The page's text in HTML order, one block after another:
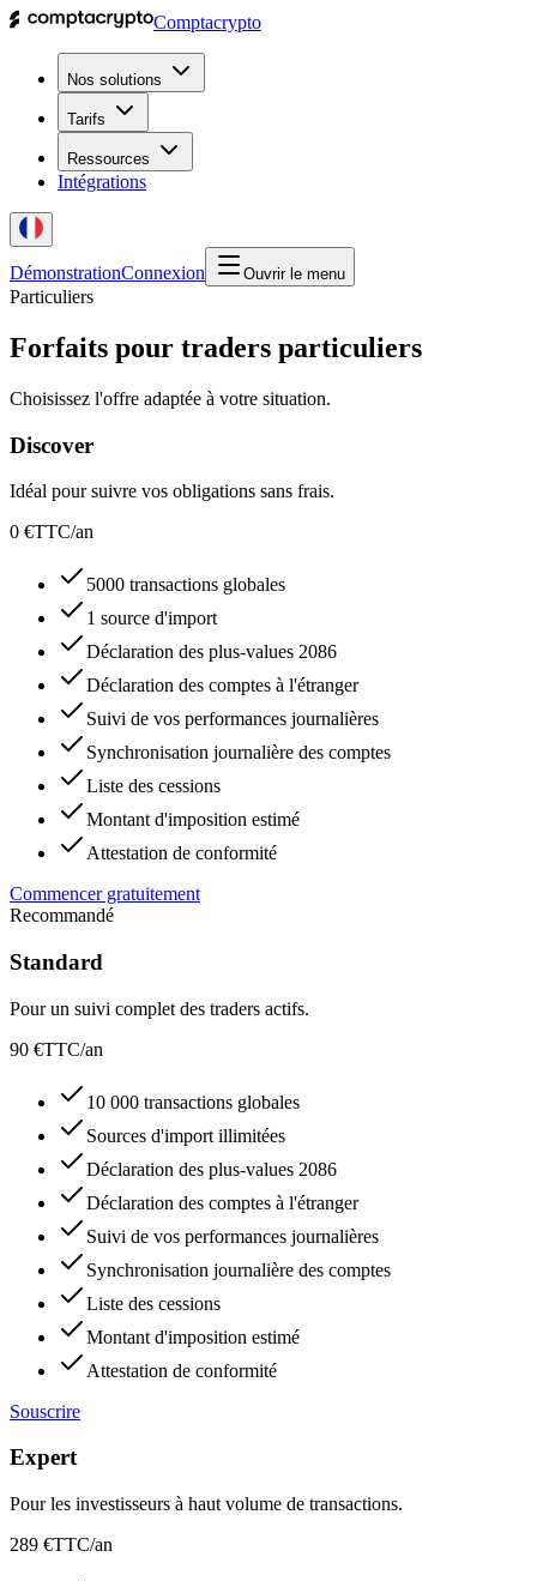
Comptacrypto
Nos solutions
Tarifs
Ressources
Intégrations
DémonstrationConnexion Ouvrir le menu
Particuliers
Forfaits pour traders particuliers
Choisissez l'offre adaptée à votre situation.
Discover
Idéal pour suivre vos obligations sans frais.
0 €TTC/an
5000 transactions globales
1 source d'import
Déclaration des plus-values 2086
Déclaration des comptes à l'étranger
Suivi de vos performances journalières
Synchronisation journalière des comptes
Liste des cessions
Montant d'imposition estimé
Attestation de conformité
Commencer gratuitement
Recommandé
Standard
Pour un suivi complet des traders actifs.
90 €TTC/an
10 000 transactions globales
Sources d'import illimitées
Déclaration des plus-values 2086
Déclaration des comptes à l'étranger
Suivi de vos performances journalières
Synchronisation journalière des comptes
Liste des cessions
Montant d'imposition estimé
Attestation de conformité
Souscrire
Expert
Pour les investisseurs à haut volume de transactions.
289 €TTC/an